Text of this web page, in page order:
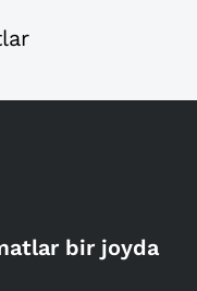
bir joyda